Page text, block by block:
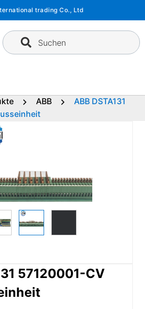
trading Co., Ltd
Suchen
ABB
ABB DSTA131
57120001-CV